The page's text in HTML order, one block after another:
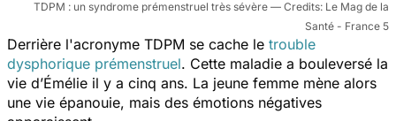
TDPM : un syndrome prémenstruel très sévère
Le Mag de la
Santé - France 5
Derrière l'acronyme TDPM se cache le trouble
dysphorique prémenstruel. Cette maladie a bouleversé la
vie d’Émélie il y a cinq ans. La jeune femme mène alors
une vie épanouie, mais des émotions négatives